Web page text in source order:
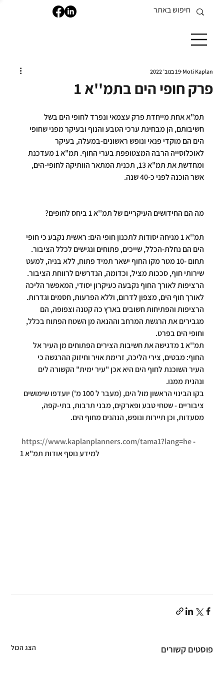
פרק חופי הים בתמ''א 1
Moti Kaplan 19 בנוב׳ 2022
תמ"א אחת מייחדת פרק עצמאי ונפרד לחופי הים בשל
חשיבותם, הן מבחינת ערכי הטבע והנוף ובעיקר מפני שחופי
הים הם מוקדי פנאי ונופש ראשונים-במעלה, בעיקר
לאוכלוסייה הרבה המצטופפת בערי החוף. תמ"א 1 מעדכנת
ומחדשת את תמ"א 13, תכנית המתאר הוותיקה לחופי-הים,
אשר הוכנה לפני כ-40 שנה.
מה הם החידושים העיקריים של תמ''א 1 ביחס לחופים?
תמ''א 1 מניחה יסודות לתכנון חופי הים: ראשית נקבע כי
חופי
הים הם נחלת-הכלל, שייכים, פתוחים ונגישים לכלל הציבור.
תחום -10 מטר מקו החוף ישאר תמיד פתוח, ללא בניה, למעט
שירותי חוף, סככות מציל, וכדומה, הנדרשים לרווחת הציבור.
הרציפות לאורך החוף נקבעה כעיקרון יסודי, המאפשר הליכה
לאורך חוף הים, מצפון לדרום, וללא הפרעות, חסמים וגדרות.
הרציפות והפתיחות חשובים בארץ כה קטנה וצפופה, הם
מגבירים את הרגשת המרחב וההנאה מן השטח הפתוח בכלל,
וחופי הים בפרט.
תמ''א 1 מדגישה את חשיבות הצירים הפתוחים מן העיר אל
החוף: מבטים, צירי הליכה, זרימת אויר וחיזוק ההרגשה כי
העיר השוכנת לחוף הים היא אכן "עיר ימית" הקשורה לים
ונהנית ממנו.
בקו הבינוי הראשון מול הים, (מעבר ל 100 מ') יועדפו שימושים
ציבוריים - שטחי טבע ופארקים, מבני תרבות, בתי-קפה,
מסעדות, וכן תיירות ונופש, הנהנים מחוף הים.
https://www.kaplanplanners.com/tama1?lang=he -
למידע נוסף אודות תמ"א 1
פוסטים קשורים הצג הכול